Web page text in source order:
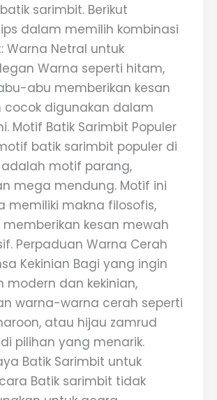
sarimbit. Berikut
dalam memilih kombinasi
Warna Netral untuk
Warna seperti hitam,
abu memberikan kesan
digunakan dalam
Motif Batik Sarimbit Populer
batik sarimbit populer di
motif parang,
mega mendung. Motif ini
memiliki makna filosofis,
kesan mewah
Perpaduan Warna Cerah
Kekinian Bagi yang ingin
modern dan kekinian,
warna-warna cerah seperti
atau hijau zamrud
pilihan yang menarik.
Batik Sarimbit untuk
Batik sarimbit tidak